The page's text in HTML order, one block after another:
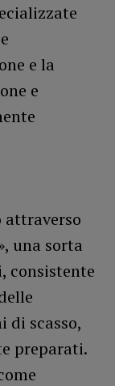
e la
e
una sorta
consistente
di scasso,
preparati.